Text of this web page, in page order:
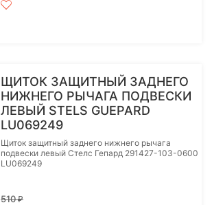
ЩИТОК ЗАЩИТНЫЙ ЗАДНЕГО
НИЖНЕГО РЫЧАГА ПОДВЕСКИ
ЛЕВЫЙ STELS GUEPARD
LU069249
Щиток защитный заднего нижнего рычага
подвески левый Стелс Гепард 291427-103-0600
LU069249
510₽